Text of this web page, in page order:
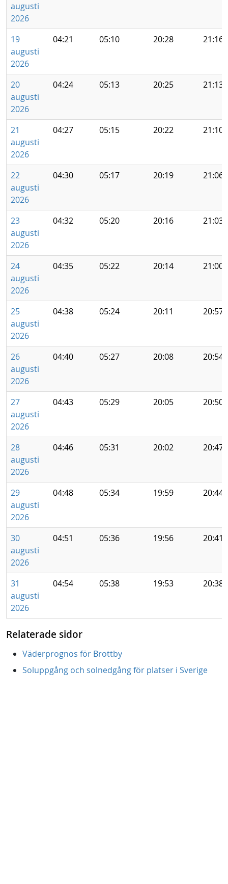
augusti
2026
19
augusti
2026
04:21 05:10 20:28 21:16
20
augusti
2026
04:24 05:13 20:25 21:13
21
augusti
2026
04:27 05:15 20:22 21:10
22
augusti
2026
04:30 05:17 20:19 21:06
23
augusti
2026
04:32 05:20 20:16 21:03
24
augusti
2026
04:35 05:22 20:14 21:00
25
augusti
2026
04:38 05:24 20:11 20:57
26
augusti
2026
04:40 05:27 20:08 20:54
27
augusti
2026
04:43 05:29 20:05 20:50
28
augusti
2026
04:46 05:31 20:02 20:47
29
augusti
2026
04:48 05:34 19:59 20:44
30
augusti
2026
04:51 05:36 19:56 20:41
31
augusti
2026
04:54 05:38 19:53 20:38
Relaterade sidor
Väderprognos för Brottby
Soluppgång och solnedgång för platser i Sverige